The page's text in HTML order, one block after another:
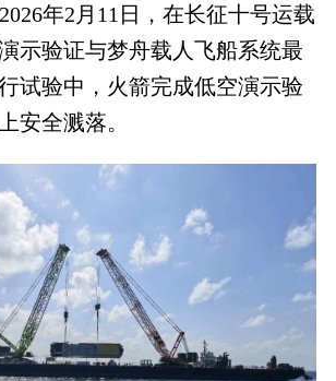
年2月11日，在长征十号运载
示验证与梦舟载人飞船系统最
试验中，火箭完成低空演示验
安全溅落。